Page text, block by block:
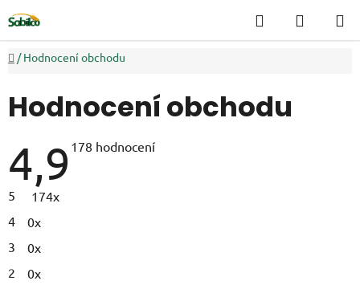
na
obsah
Hledat
KOŠÍK
Domů
/ Hodnocení obchodu
Hodnocení obchodu
4,9 Průměrné
178 hodnocení
5
174x
4
0x
3
0x
2
0x